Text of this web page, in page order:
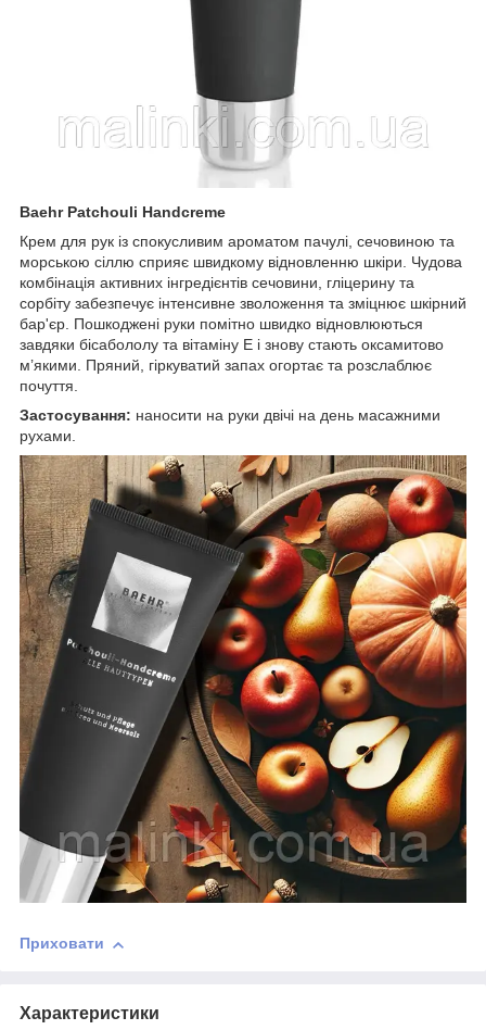
Baehr Patchouli Handcreme
Крем для рук із спокусливим ароматом пачулі, сечовиною та
морською сіллю сприяє швидкому відновленню шкіри. Чудова
комбінація активних інгредієнтів сечовини, гліцерину та
сорбіту забезпечує інтенсивне зволоження та зміцнює шкірний
бар'єр. Пошкоджені руки помітно швидко відновлюються
завдяки бісабололу та вітаміну Е і знову стають оксамитово
м’якими. Пряний, гіркуватий запах огортає та розслаблює
почуття.
Застосування: наносити на руки двічі на день масажними
рухами.
Приховати
Характеристики